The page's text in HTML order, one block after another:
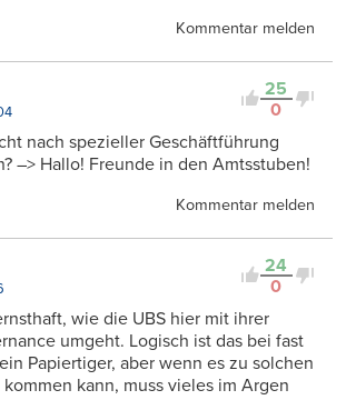
Kommentar melden
25
0
nach spezieller Geschäftführung
–> Hallo! Freunde in den Amtsstuben!
Kommentar melden
24
0
wie die UBS hier mit ihrer
umgeht. Logisch ist das bei fast
Papiertiger, aber wenn es zu solchen
kann, muss vieles im Argen